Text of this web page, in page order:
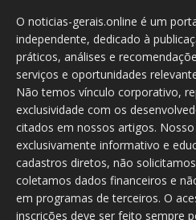
O noticias-gerais.online é um
independente, dedicado à
práticos, análises e
serviços e oportunidades
Não temos vínculo corporativo,
exclusividade com os
citados em nossos artigos.
exclusivamente informativo e
cadastros diretos, não
coletamos dados financeiros e
em programas de terceiros. O
inscrições deve ser feito sempre